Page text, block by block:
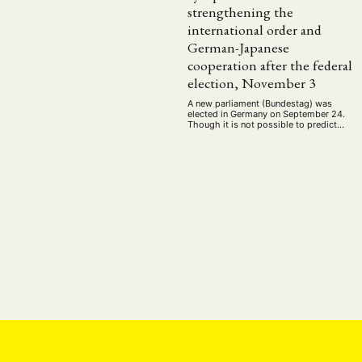
Geografie
Lecture (94)
Politik
Recht Religion
Stipendium
strengthening the
international order and
German-Japanese
cooperation after the federal
election, November 3
A new parliament (Bundestag) was
elected in Germany on September 24.
Though it is not possible to predict